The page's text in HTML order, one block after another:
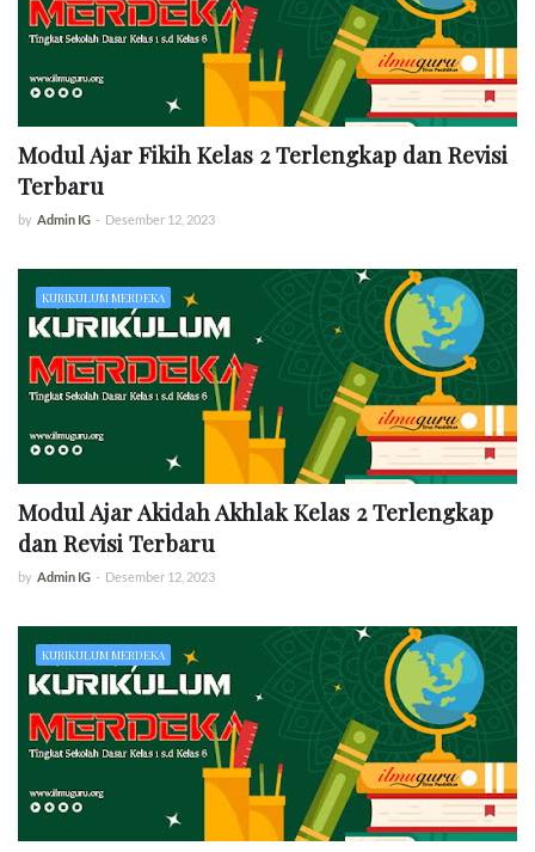
Modul Ajar Fikih Kelas 2 Terlengkap dan Revisi
Terbaru
by Admin IG - Desember 12, 2023
KURIKULUM MERDEKA
Modul Ajar Akidah Akhlak Kelas 2 Terlengkap
dan Revisi Terbaru
by Admin IG - Desember 12, 2023
KURIKULUM MERDEKA